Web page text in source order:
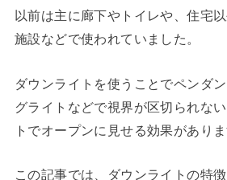
以前は主に廊下やトイレや、住宅
施設などで使われていました。
ダウンライトを使うことでペンダ
グライトなどで視界が区切られな
トでオープンに見せる効果がありま
この記事では、ダウンライトの特